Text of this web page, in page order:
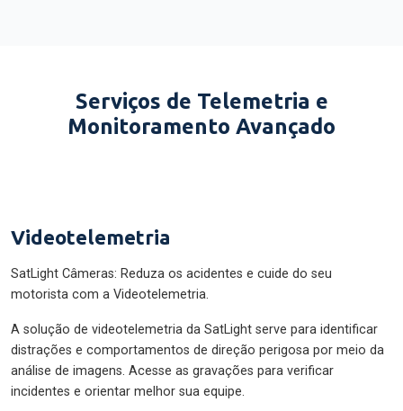
Serviços de Telemetria e
Monitoramento Avançado
Videotelemetria
SatLight Câmeras: Reduza os acidentes e cuide do seu
motorista com a Videotelemetria.
A solução de videotelemetria da SatLight serve para identificar
distrações e comportamentos de direção perigosa por meio da
análise de imagens. Acesse as gravações para verificar
incidentes e orientar melhor sua equipe.